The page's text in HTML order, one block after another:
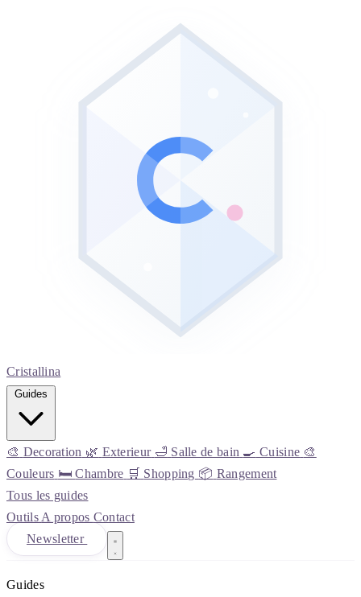
Cristallina
🎨 Decoration 🌿 Exterieur 🛁 Salle de bain 🍳 Cuisine 🎨
Couleurs 🛏️ Chambre 🛒 Shopping 📦 Rangement
Tous les guides
Outils A propos Contact
Newsletter
Guides